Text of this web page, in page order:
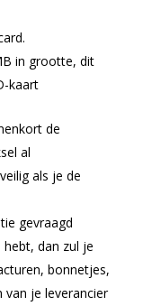
in grootte, dit
kaart
de
al
als je de
gevraagd
dan zul je
bonnetjes,
je leverancier